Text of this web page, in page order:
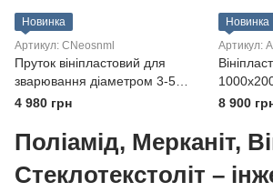
Новинка
Артикул: CNeosnml
Пруток вініпластовий для
зварювання діаметром 3-5
мм
4 980 грн
Новинка
Артикул:
25 мм |
8 900
Поліамід, Мерканіт,
Стеклотекстоліт –